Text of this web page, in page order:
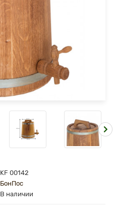
KF 00142
БонПос
В наличии